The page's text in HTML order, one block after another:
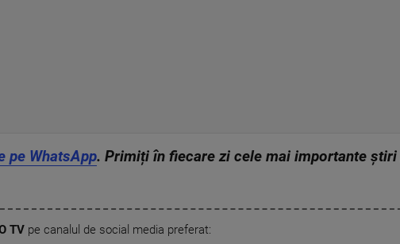
pe WhatsApp. Primiți în fiecare zi cele mai importante știri
TVpe canalul de social media preferat: